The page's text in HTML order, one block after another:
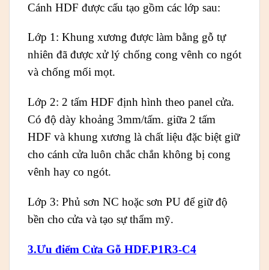
Cánh HDF được cấu tạo gồm các lớp sau:
Lớp 1: Khung xương được làm bằng gỗ tự
nhiên đã được xử lý chống cong vênh co ngót
và chống mối mọt.
Lớp 2: 2 tấm HDF định hình theo panel cửa.
Có độ dày khoảng 3mm/tấm. giữa 2 tấm
HDF và khung xương là chất liệu đặc biệt giữ
cho cánh cửa luôn chắc chắn không bị cong
vênh hay co ngót.
Lớp 3: Phủ sơn NC hoặc sơn PU để giữ độ
bền cho cửa và tạo sự thẩm mỹ.
3.Ưu điểm Cửa Gỗ HDF.P1R3-C4